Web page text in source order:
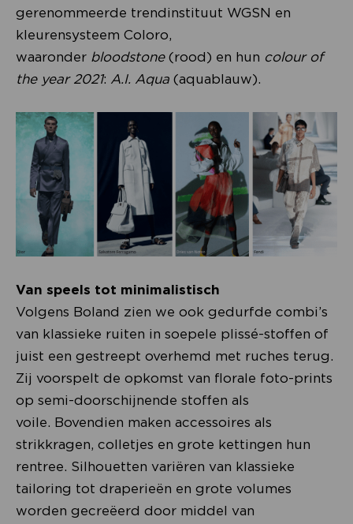
gerenommeerde trendinstituut WGSN en
kleurensysteem Coloro,
waaronder bloodstone(rood) en hun colour of
the year 2021: A.I. Aqua (aquablauw).
Van speels tot minimalistisch
Volgens Boland zien we ook gedurfde combi’s
van klassieke ruiten in soepele plissé-stoffen of
juist een gestreept overhemd met ruches terug.
Zij voorspelt de opkomst van florale foto-prints
op semi-doorschijnende stoffen als
voile. Bovendien maken accessoires als
strikkragen, colletjes en grote kettingen hun
rentree. Silhouetten variëren van klassieke
tailoring tot draperieën en grote volumes
worden gecreëerd door middel van